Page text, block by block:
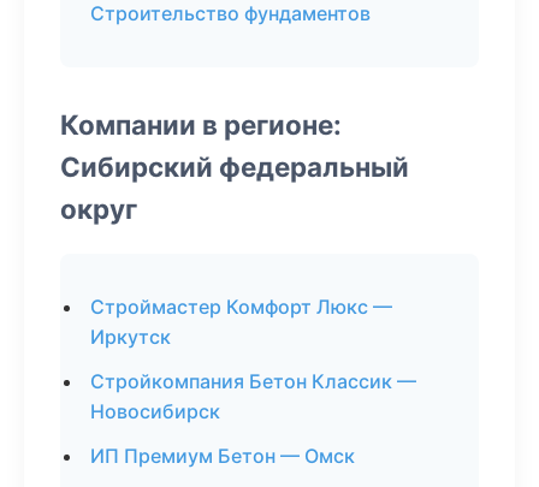
Строительство фундаментов
Компании в регионе:
Сибирский федеральный
округ
Строймастер Комфорт Люкс —
Иркутск
Стройкомпания Бетон Классик —
Новосибирск
ИП Премиум Бетон — Омск